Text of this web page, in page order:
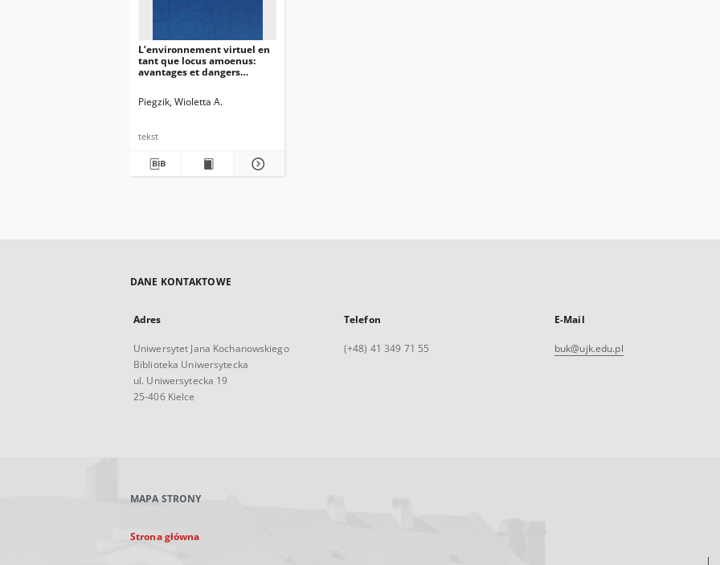
L’environnement virtuel en
tant que locus amoenus:
avantages et dangers
des langues étrangères
Piegzik, Wioletta A.
tekst
DANE KONTAKTOWE
Adres
Uniwersytet Jana Kochanowskiego
Biblioteka Uniwersytecka
ul. Uniwersytecka 19
25-406 Kielce
Telefon
(+48) 41 349 71 55
E-Mail
buk@ujk.edu.pl
MAPA STRONY
Strona główna